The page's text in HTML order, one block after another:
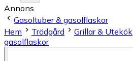
Annons
Gasoltuber & gasolflaskor
Hem
Trädgård Grillar & Utekök
gasolflaskor